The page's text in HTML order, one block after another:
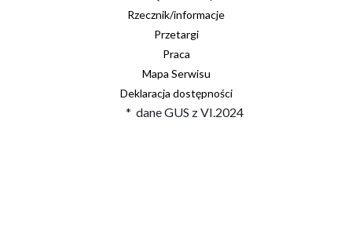
Rzecznik/informacje
Przetargi
Praca
Mapa Serwisu
Deklaracja dostępności
* dane GUS z VI.2024